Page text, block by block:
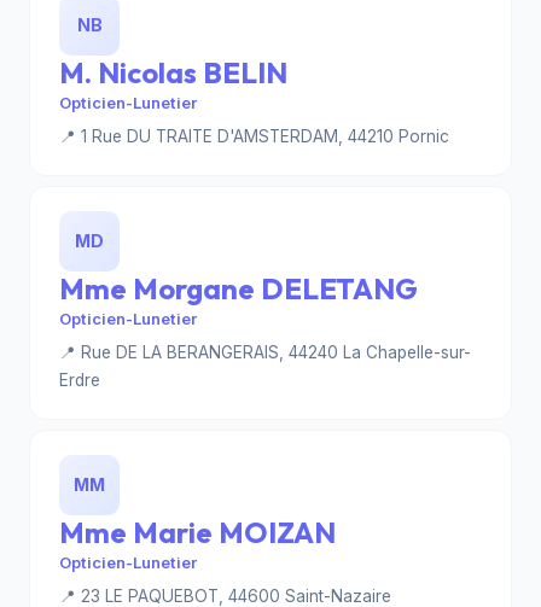
NB
M. Nicolas BELIN
Opticien-Lunetier
📍 1 Rue DU TRAITE D'AMSTERDAM, 44210 Pornic
MD
Mme Morgane DELETANG
Opticien-Lunetier
📍 Rue DE LA BERANGERAIS, 44240 La Chapelle-sur-
Erdre
MM
Mme Marie MOIZAN
Opticien-Lunetier
📍 23 LE PAQUEBOT, 44600 Saint-Nazaire